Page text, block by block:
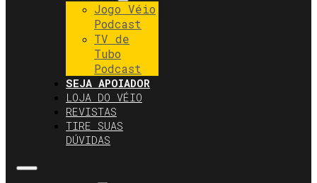
Jogo Véio
Podcast
TV de
Tubo
Podcast
SEJA APOIADOR
LOJA DO VÉIO
REVISTAS
TIRE SUAS
DÚVIDAS